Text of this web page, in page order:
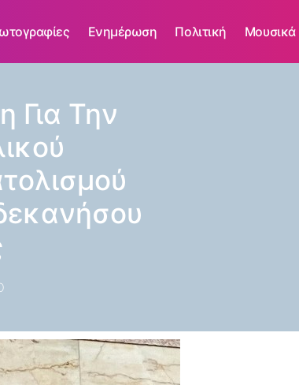
Ενημέρωση Πολιτική
Για Την